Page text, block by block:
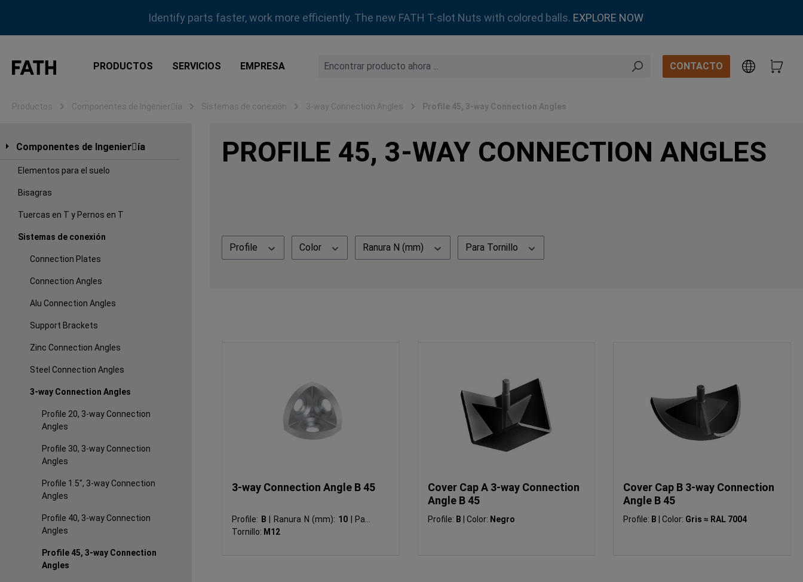
Saltar a la navegación principalIdentify parts faster, work more efficiently. The new FATH T-slot Nuts with colored balls. EXPLORE NOW
PRODUCTOS SERVICIOS EMPRESA CONTACTO
Productos Componentes de Ingenierِía Sistemas de conexión 3-way Connection Angles Profile 45, 3-way Connection Angles
Componentes de Ingenierِía
Elementos para el suelo
Bisagras
Tuercas en T y Pernos en T
Sistemas de conexión
Connection Plates
Connection Angles
Alu Connection Angles
Support Brackets
Zinc Connection Angles
Steel Connection Angles
3-way Connection Angles
Profile 20, 3-way Connection
Angles
Profile 30, 3-way Connection
Angles
Profile 1.5", 3-way Connection
Angles
Profile 40, 3-way Connection
Angles
Profile 45, 3-way Connection
Angles
PROFILE 45, 3-WAY CONNECTION ANGLES
Profile Color Ranura N (mm) Para Tornillo
3-way Connection Angle B 45
Profile: B Ranura N (mm): 10
Para
Tornillo: M12
Cover Cap A 3-way Connection
Angle B 45
Profile: B Color: Negro
Cover Cap B 3-way Connection
Angle B 45
Profile: B Color: Gris ≈ RAL 7004